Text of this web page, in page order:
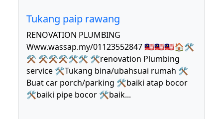
Tukang paip rawang
RENOVATION PLUMBING
Www.wassap.my/01123552847 🇲🇾🇲🇾🇲🇾🏠🛠
⚒ ⚒⚒⚒🛠🛠 🛠renovation Plumbing
service 🛠Tukang bina/ubahsuai rumah 🛠
Buat car porch/parking 🛠baiki atap bocor
🛠baiki pipe bocor 🛠baik...